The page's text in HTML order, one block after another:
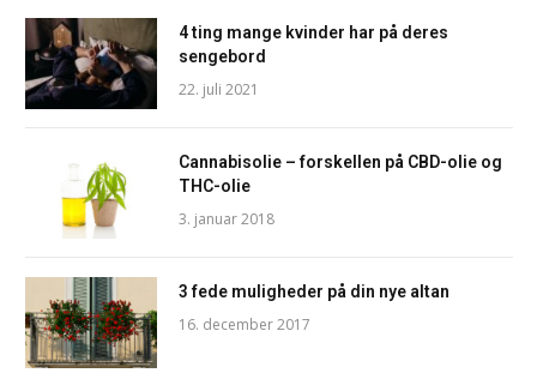
4 ting mange kvinder har på deres
sengebord
22. juli 2021
Cannabisolie – forskellen på CBD-olie og
THC-olie
3. januar 2018
3 fede muligheder på din nye altan
16. december 2017